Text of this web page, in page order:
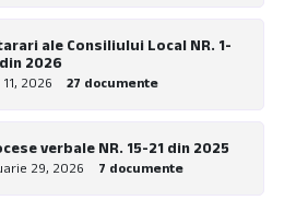
ale Consiliului Local NR. 1-
2026
2026 27 documente
verbale NR. 15-21 din 2025
29, 2026 7 documente